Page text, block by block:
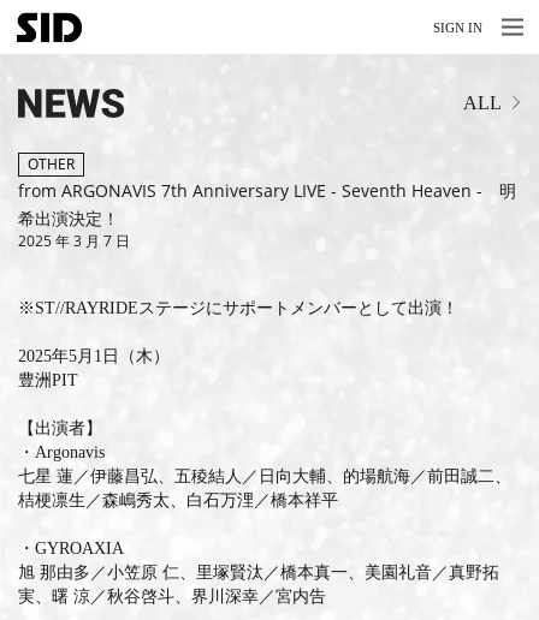
SIGN IN
NEWS
MEDIA
ARCHIVES
MEMBERS CLUB ID-S
ALL
OTHER
from ARGONAVIS 7th Anniversary LIVE - Seventh Heaven - 明
希出演決定！
2025 年 3 月 7 日
※ST//RAYRIDEステージにサポートメンバーとして出演！
2025年5月1日（木）
豊洲PIT
【出演者】
・Argonavis
七星 蓮／伊藤昌弘、五稜結人／日向大輔、的場航海／前田誠二、
桔梗凛生／森嶋秀太、白石万浬／橋本祥平
・GYROAXIA
旭 那由多／小笠原 仁、里塚賢汰／橋本真一、美園礼音／真野拓
実、曙 涼／秋谷啓斗、界川深幸／宮内告